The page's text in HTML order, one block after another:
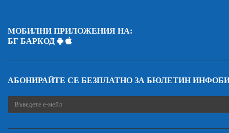
МОБИЛНИ ПРИЛОЖЕНИЯ НА:
БГ БАРКОД
АБОНИРАЙТЕ СЕ БЕЗПЛАТНО ЗА БЮЛЕТИН